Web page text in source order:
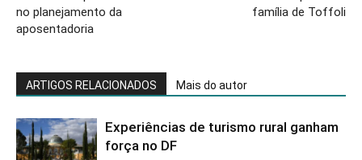
no planejamento da
aposentadoria
família de Toffoli
ARTIGOS RELACIONADOS Mais do autor
Experiências de turismo rural ganham
força no DF